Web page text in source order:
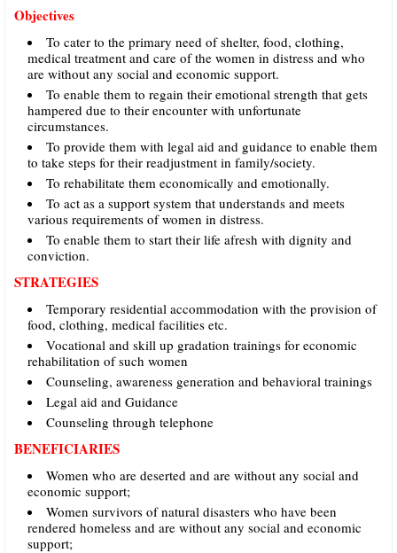
Objectives
To cater to the primary need of shelter, food, clothing,
medical treatment and care of the women in distress and who
are without any social and economic support.
To enable them to regain their emotional strength that gets
hampered due to their encounter with unfortunate
circumstances.
To provide them with legal aid and guidance to enable them
to take steps for their readjustment in family/society.
To rehabilitate them economically and emotionally.
To act as a support system that understands and meets
various requirements of women in distress.
To enable them to start their life afresh with dignity and
conviction.
STRATEGIES
Temporary residential accommodation with the provision of
food, clothing, medical facilities etc.
Vocational and skill up gradation trainings for economic
rehabilitation of such women
Counseling, awareness generation and behavioral trainings
Legal aid and Guidance
Counseling through telephone
BENEFICIARIES
Women who are deserted and are without any social and
economic support;
Women survivors of natural disasters who have been
rendered homeless and are without any social and economic
support;